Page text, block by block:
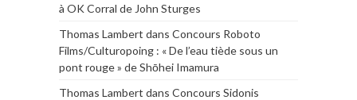
à OK Corral de John Sturges
Thomas Lambert dans Concours Roboto
Films/Culturopoing : « De l’eau tiède sous un
pont rouge » de Shōhei Imamura
Thomas Lambert dans Concours Sidonis